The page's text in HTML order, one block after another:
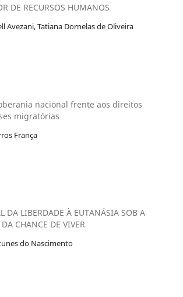
DE RECURSOS HUMANOS
Avezani, Tatiana Dornelas de Oliveira
nacional frente aos direitos
migratórias
França
DA LIBERDADE À EUTANÁSIA SOB A
CHANCE DE VIVER
do Nascimento